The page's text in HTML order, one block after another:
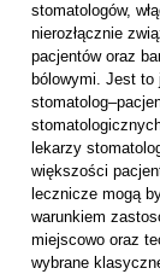
stomatologów,
nierozłącznie
pacjentów oraz
bólowymi. Jest to
lekarzy
większości
lecznicze mogą
warunkiem
miejscowo oraz
wybrane